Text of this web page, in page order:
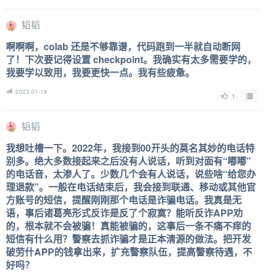
韬韬
啊啊啊，colab 还是不够靠谱，代码跑到一半就自动断网
了！下次要记得设置 checkpoint。我确实有太多需要学的，
我要学以致用，我要更快一点。我有些疲惫。
2023-01-18 1
韬韬
我想吐槽一下。2022年，我接到00开头的莫名其妙的电话特
别多。绝大多数接起来之后没有人说话，听到对面有“嘟嘟”
的电话音，太渗人了。少数几个会有人说话，说些啥“给您办
理退款”。一般在电话结束后，我会接到联通、移动或其他官
方账号的短信，提醒刚刚那个电话是诈骗电话。我真是无
语，事后诸葛亮形式反诈是反了个寂寞？能听反诈APP劝
的，根本就不会被骗！真能被骗的，这事后一条不痛不痒的
短信有什么用？警察去抓诈骗才是正本清源的做法。把开发
破劳什APP的钱拿出来，扩充警察队伍，提高警察待遇，不
好吗？